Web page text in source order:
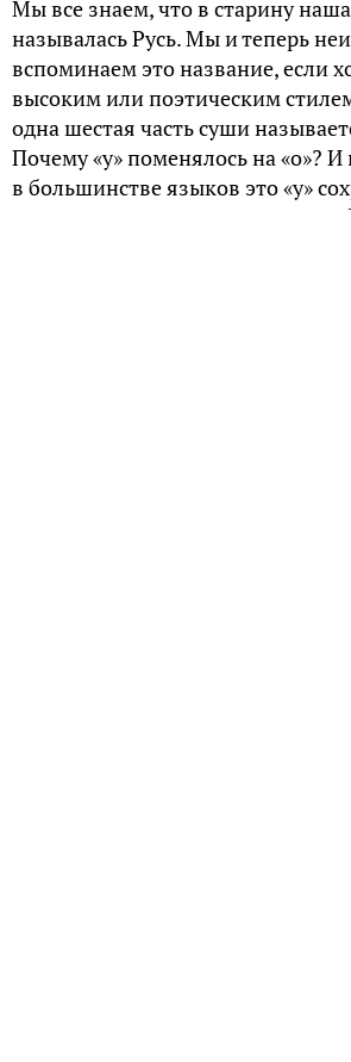
Мы все знаем, что в старину
называлась Русь. Мы и теперь
вспоминаем это название, если
высоким или поэтическим
одна шестая часть суши
Почему «у» поменялось на «о»?
в большинстве языков это «у»
англичан «Russia», у немцев